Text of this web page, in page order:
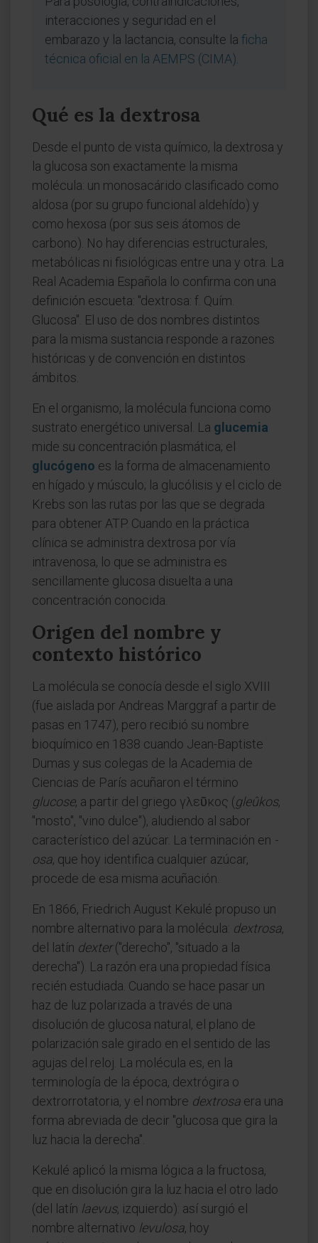
interacciones y seguridad en el
embarazo y la lactancia, consulte la ficha
técnica oficial en la AEMPS (CIMA)
Qué es la dextrosa
Desde el punto de vista químico, la dextrosa y
la glucosa son exactamente la misma
molécula: un monosacárido clasificado como
aldosa (por su grupo funcional aldehído) y
como hexosa (por sus seis átomos de
carbono). No hay diferencias estructurales,
metabólicas ni fisiológicas entre una y otra. La
Real Academia Española lo confirma con una
definición escueta: "dextrosa: f. Quím.
Glucosa". El uso de dos nombres distintos
para la misma sustancia responde a razones
históricas y de convención en distintos
ámbitos.
En el organismo, la molécula funciona como
sustrato energético universal. La glucemia
mide su concentración plasmática; el
glucógeno es la forma de almacenamiento
en hígado y músculo; la glucólisis y el ciclo de
Krebs son las rutas por las que se degrada
para obtener ATP. Cuando en la práctica
clínica se administra dextrosa por vía
intravenosa, lo que se administra es
sencillamente glucosa disuelta a una
concentración conocida.
Origen del nombre y
contexto histórico
La molécula se conocía desde el siglo XVIII
(fue aislada por Andreas Marggraf a partir de
pasas en 1747), pero recibió su nombre
bioquímico en 1838 cuando Jean-Baptiste
Dumas y sus colegas de la Academia de
Ciencias de París acuñaron el término
glucose, a partir del griego γλεῦκος (gleûkos,
"mosto", "vino dulce"), aludiendo al sabor
característico del azúcar. La terminación en -
osa, que hoy identifica cualquier azúcar,
procede de esa misma acuñación.
En 1866, Friedrich August Kekulé propuso un
nombre alternativo para la molécula: dextrosa,
del latín dexter("derecho", "situado a la
derecha"). La razón era una propiedad física
recién estudiada. Cuando se hace pasar un
haz de luz polarizada a través de una
disolución de glucosa natural, el plano de
polarización sale girado en el sentido de las
agujas del reloj. La molécula es, en la
terminología de la época, dextrógira o
dextrorrotatoria, y el nombre dextrosa era una
forma abreviada de decir "glucosa que gira la
luz hacia la derecha".
Kekulé aplicó la misma lógica a la fructosa,
que en disolución gira la luz hacia el otro lado
(del latín laevus, izquierdo): así surgió el
nombre alternativo levulosa, hoy